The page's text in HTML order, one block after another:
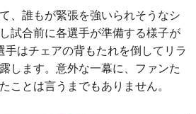
、誰もが緊張を強いられそうなシ
試合前に各選手が準備する様子が
手はチェアの背もたれを倒してリラ
します。意外な一幕に、ファンた
ことは言うまでもありません。